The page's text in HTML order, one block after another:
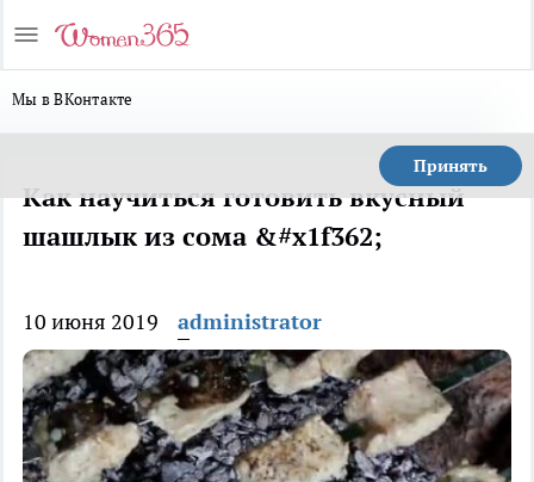
Мы в ВКонтакте
Принять
Как научиться готовить вкусный
шашлык из сома &#x1f362;
10 июня 2019 administrator